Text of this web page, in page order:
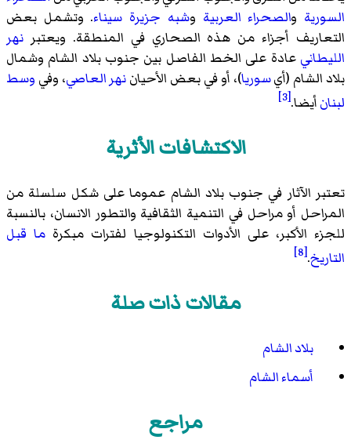
السورية والصحراء العربية وشبه جزيرة سيناء. وتشمل بعض
التعاريف أجزاء من هذه الصحاري في المنطقة. ويعتبر نهر
الليطاني عادة على الخط الفاصل بين جنوب بلاد الشام وشمال
بلاد الشام (أيسوريا)، أو في بعض الأحياننهر العاصي، وفي وسط
لبنانأيضا.[3]
الاكتشافات الأثرية
تعتبر الآثار في جنوب بلاد الشام عموما على شكل سلسلة من
المراحل أو مراحل في التنمية الثقافية والتطور الانسان، بالنسبة
للجزء الأكبر، على الأدوات التكنولوجيا لفترات مبكرة ما قبل
التاريخ.
[8]
مقالات ذات صلة
بلاد الشام
أسماء الشام
مراجع